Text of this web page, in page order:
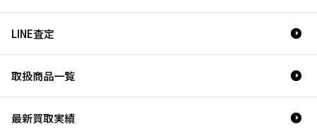
LINE査定
取扱商品一覧
最新買取実績